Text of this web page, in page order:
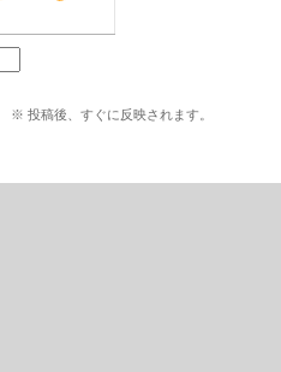
※ 投稿後、すぐに反映されます。